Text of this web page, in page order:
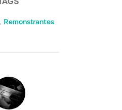
Remonstrantes
AUTHOR